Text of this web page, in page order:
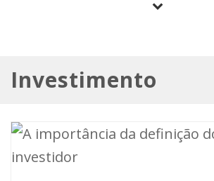
Investimento